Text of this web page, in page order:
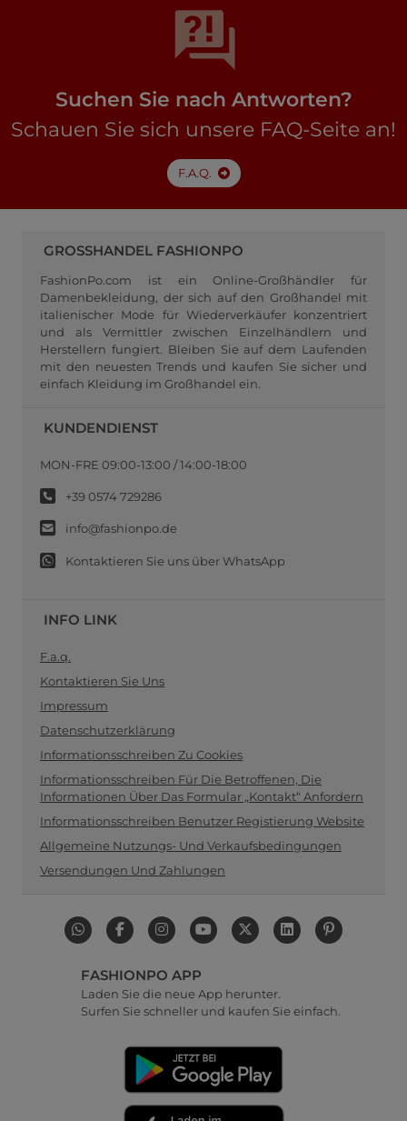
Suchen Sie nach Antworten?
Schauen Sie sich unsere FAQ-Seite an!
F.A.Q.
GROSSHANDEL FASHIONPO
FashionPo.com ist ein Online-Großhändler für
Damenbekleidung, der sich auf den Großhandel mit
italienischer Mode für Wiederverkäufer konzentriert
und als Vermittler zwischen Einzelhändlern und
Herstellern fungiert. Bleiben Sie auf dem Laufenden
mit den neuesten Trends und kaufen Sie sicher und
einfach Kleidung im Großhandel ein.
KUNDENDIENST
MON-FRE 09:00-13:00 / 14:00-18:00
+39 0574 729286
info@fashionpo.de
Kontaktieren Sie uns über WhatsApp
INFO LINK
F.a.q.
Kontaktieren Sie Uns
Impressum
Datenschutzerklärung
Informationsschreiben Zu Cookies
Informationsschreiben Für Die Betroffenen, Die
Informationen Über Das Formular „Kontakt“ Anfordern
Informationsschreiben Benutzer Registierung Website
Allgemeine Nutzungs- Und Verkaufsbedingungen
Versendungen Und Zahlungen
FASHIONPO APP
Laden Sie die neue App herunter.
Surfen Sie schneller und kaufen Sie einfach.